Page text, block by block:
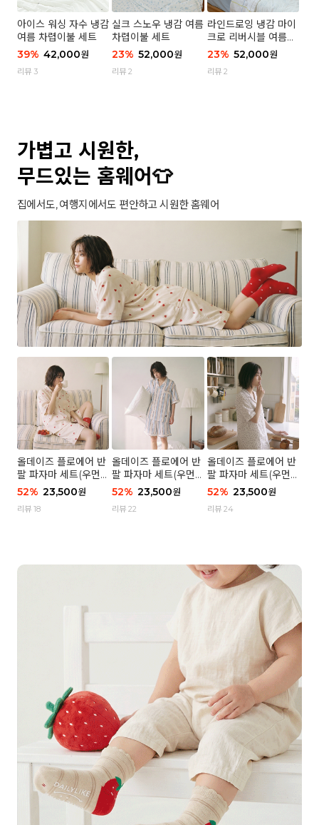
아이스 워싱 자수 냉감
여름 차렵이불 세트
39% 42,000원
리뷰 3
실크 스노우 냉감 여름
차렵이불 세트
23% 52,000원
리뷰 2
라인드로잉 냉감 마이
크로 리버시블 여름이
불 세트
23% 52,000원
리뷰 2
가볍고 시원한,
무드있는 홈웨어👕
집에서도, 여행지에서도 편안하고 시원한 홈웨어
올데이즈 플로에어 반
팔 파자마 세트(우먼)
- 04 하트 컨페티
52% 23,500원
리뷰 18
올데이즈 플로에어 반
팔 파자마 세트(우먼)
- 03 브리즈 스트라이
52% 23,500원
리뷰 22
올데이즈 플로에어 반
팔 파자마 세트(우먼)
- 01 포슬 가든
52% 23,500원
리뷰 24